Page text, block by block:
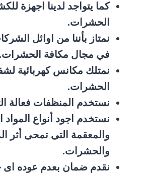
كما يتواجد لدينا اجهزة
الحشرات.
نمتاز بأننا من اوائل
في مجال مكافة الحشرات.
نمتلك مكانس كهربائية
الحشرات.
نستخدم المنظفات فعالة
نستخدم اجود أنواع المواد
والمعقمة التى تمحى أثر
والحشرات.
نقدم ضمان بعدم عوده